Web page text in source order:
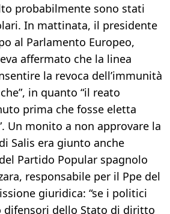
probabilmente sono stati
In mattinata, il presidente
al Parlamento Europeo,
affermato che la linea
la revoca dell’immunità
in quanto “il reato
prima che fosse eletta
Un monito a non approvare la
Salis era giunto anche
Partido Popular spagnolo
responsabile per il Ppe del
giuridica: “se i politici
difensori dello Stato di diritto